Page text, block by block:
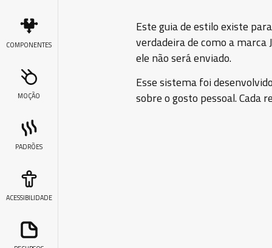
COMPONENTES
MOÇÃO
PADRÕES
ACESSIBILIDADE
Este guia de estilo existe
verdadeira de como a marca
ele não será enviado.
Esse sistema foi
sobre o gosto pessoal. Cada